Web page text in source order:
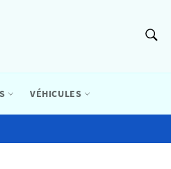
VÉHICULES